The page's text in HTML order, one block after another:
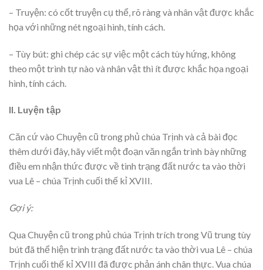
– Truyện: có cốt truyện cụ thể, rõ ràng và nhân vật được khắc
họa với những nét ngoại hình, tính cách.
– Tùy bút: ghi chép các sự việc một cách tùy hứng, không
theo một trình tự nào và nhân vật thì ít được khắc họa ngoại
hình, tính cách.
II. Luyện tập
Căn cứ vào Chuyện cũ trong phủ chúa Trịnh và cả bài đọc
thêm dưới đây, hãy viết một đoạn văn ngắn trình bày những
điều em nhận thức được về tình trạng đất nước ta vào thời
vua Lê – chúa Trịnh cuối thế kỉ XVIII.
Gợi ý:
Qua Chuyện cũ trong phủ chúa Trịnh trích trong Vũ trung tùy
bút đã thể hiện trình trạng đất nước ta vào thời vua Lê – chúa
Trịnh cuối thế kỉ XVIII đã được phản ánh chân thực. Vua chúa